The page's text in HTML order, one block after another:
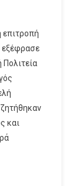
επιτροπή
και